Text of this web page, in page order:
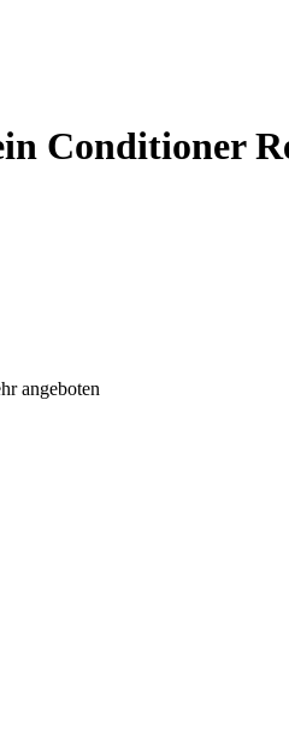
Conditioner
angeboten